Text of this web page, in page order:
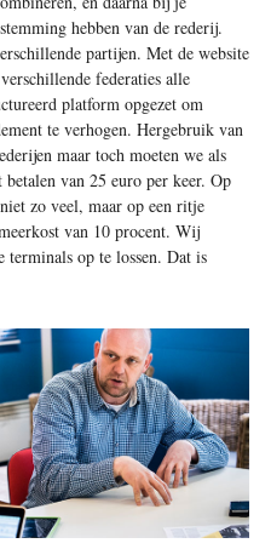
hebben van de rederij.
partijen. Met de website
federaties alle
platform opgezet om
te verhogen. Hergebruik van
maar toch moeten we als
van 25 euro per keer. Op
zo veel, maar op een ritje
van 10 procent. Wij
terminals op te lossen. Dat is